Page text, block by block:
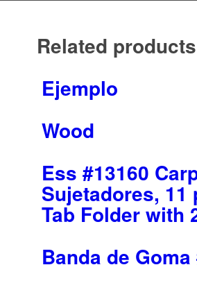
Related products
Ejemplo
Wood
Ess #13160
Sujetadores, 11
Tab Folder with
Banda de Goma